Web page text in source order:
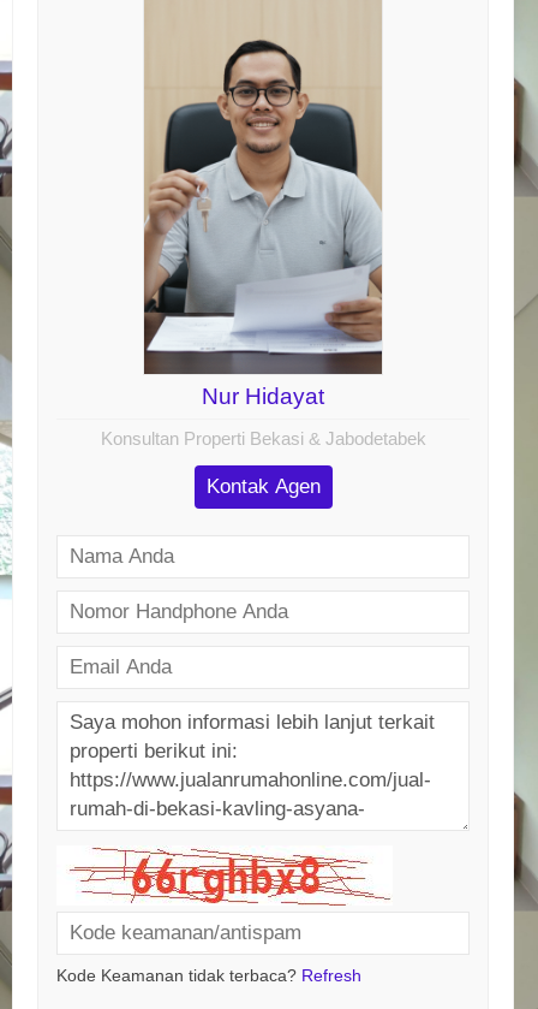
Nur Hidayat
Konsultan Properti Bekasi & Jabodetabek
Kontak Agen
Kode Keamanan tidak terbaca? Refresh